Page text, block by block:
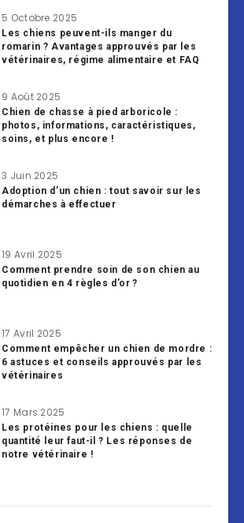
5 Octobre 2025
Les chiens peuvent-ils manger du
romarin ? Avantages approuvés par les
vétérinaires, régime alimentaire et FAQ
9 Août 2025
Chien de chasse à pied arboricole :
photos, informations, caractéristiques,
soins, et plus encore !
3 Juin 2025
Adoption d’un chien : tout savoir sur les
démarches à effectuer
19 Avril 2025
Comment prendre soin de son chien au
quotidien en 4 règles d’or ?
17 Avril 2025
Comment empêcher un chien de mordre :
6 astuces et conseils approuvés par les
vétérinaires
17 Mars 2025
Les protéines pour les chiens : quelle
quantité leur faut-il ? Les réponses de
notre vétérinaire !